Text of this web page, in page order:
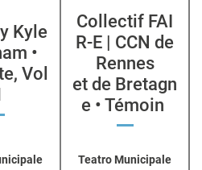
Kyle
•
Vol
Collectif FAI
R-E | CCN de
Rennes
et de Bretagn
e • Témoin
Teatro Municipale